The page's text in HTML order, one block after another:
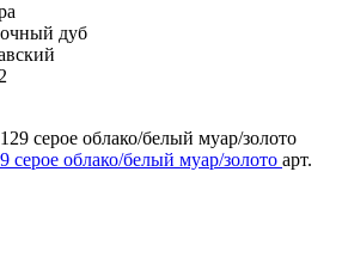
дуб
серое облако/белый муар/золото арт.